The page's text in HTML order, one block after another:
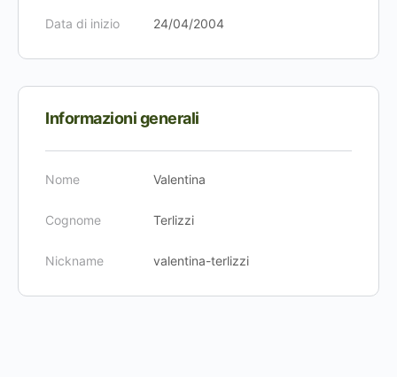
Data di inizio 24/04/2004
Informazioni generali
Nome Valentina
Cognome Terlizzi
Nickname valentina-terlizzi